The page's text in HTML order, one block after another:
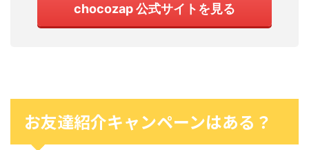
chocozap 公式サイトを見る
お友達紹介キャンペーンはある？